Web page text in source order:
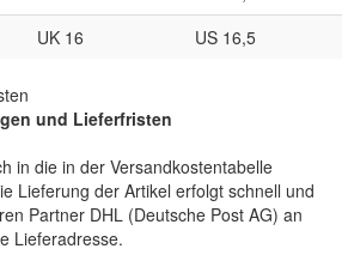
UK 16 US 16,5
und Lieferfristen
in die in der Versandkostentabelle
Lieferung der Artikel erfolgt schnell und
Partner DHL (Deutsche Post AG) an
Lieferadresse.